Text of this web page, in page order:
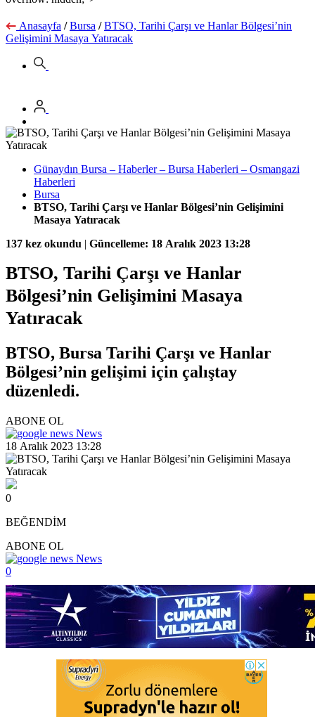
Anasayfa / Bursa / BTSO, Tarihi Çarşı ve Hanlar Bölgesi’nin
Gelişimini Masaya Yatıracak
Günaydın Bursa – Haberler – Bursa Haberleri – Osmangazi
Haberleri
Bursa
BTSO, Tarihi Çarşı ve Hanlar Bölgesi’nin Gelişimini
Masaya Yatıracak
137 kez okundu | Güncelleme: 18 Aralık 2023 13:28
BTSO, Tarihi Çarşı ve Hanlar
Bölgesi’nin Gelişimini Masaya
Yatıracak
BTSO, Bursa Tarihi Çarşı ve Hanlar
Bölgesi’nin gelişimi için çalıştay
düzenledi.
ABONE OL
News
18 Aralık 2023 13:28
0
BEĞENDİM
ABONE OL
News
0